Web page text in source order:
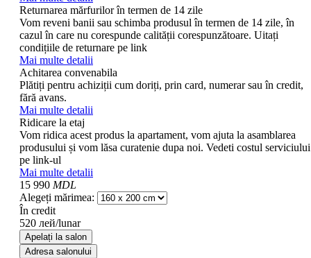
Returnarea mărfurilor în termen de 14 zile
Vom reveni banii sau schimba produsul în termen de 14 zile, în
cazul în care nu corespunde calității corespunzătoare. Uitați
condițiile de returnare pe link
Mai multe detalii
Achitarea convenabila
Plătiți pentru achiziții cum doriți, prin card, numerar sau în credit,
fără avans.
Mai multe detalii
Ridicare la etaj
Vom ridica acest produs la apartament, vom ajuta la asamblarea
produsului și vom lăsa curatenie dupa noi. Vedeti costul serviciului
pe link-ul
Mai multe detalii
15 990 MDL
Alegeți mărimea:
În credit
520 лей/lunar
Apelați la salon
Adresa salonului